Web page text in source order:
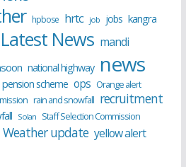
hpbose hrtc job jobs kangra
Latest News mandi
national highway news
scheme ops Orange alert
rain and snowfall recruitment
Solan Staff Selection Commission
Weather update yellow alert